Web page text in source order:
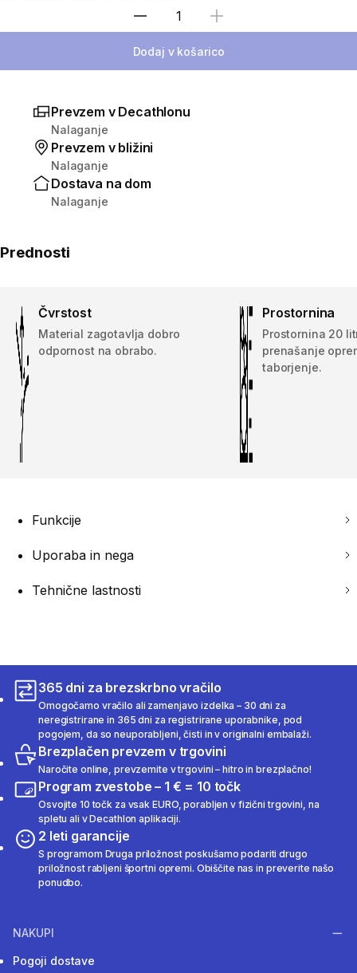
Izberite količino
Dodaj v košarico
Prevzem v Decathlonu
Nalaganje
Prevzem v bližini
Nalaganje
Dostava na dom
Nalaganje
Prednosti
Čvrstost
Material zagotavlja dobro
odpornost na obrabo.
Prostornina
Prostornina 20
prenašanje
taborjenje.
Funkcije
Uporaba in nega
Tehnične lastnosti
365 dni za brezskrbno vračilo
Omogočamo vračilo ali zamenjavo izdelka – 30 dni za
neregistrirane in 365 dni za registrirane uporabnike, pod
pogojem, da so neuporabljeni, čisti in v originalni embalaži.
Brezplačen prevzem v trgovini
Naročite online, prevzemite v trgovini – hitro in brezplačno!
Program zvestobe – 1 € = 10 točk
Osvojite 10 točk za vsak EURO, porabljen v fizični trgovini, na
spletu ali v Decathlon aplikaciji.
2 leti garancije
S programom Druga priložnost poskušamo podariti drugo
priložnost rabljeni športni opremi. Obiščite nas in preverite našo
ponudbo.
NAKUPI
Pogoji dostave